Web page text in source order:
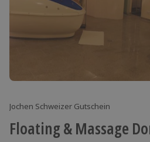
Jochen Schweizer Gutschein
Floating & Massage